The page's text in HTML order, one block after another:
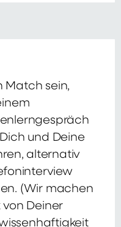
Match sein,
und Deine
alternativ
(Wir machen
von Deiner